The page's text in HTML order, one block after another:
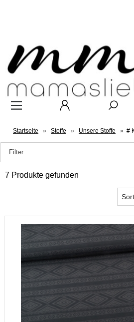
Startseite » Stoffe » Unsere Stoffe » #
Filter
7 Produkte gefunden